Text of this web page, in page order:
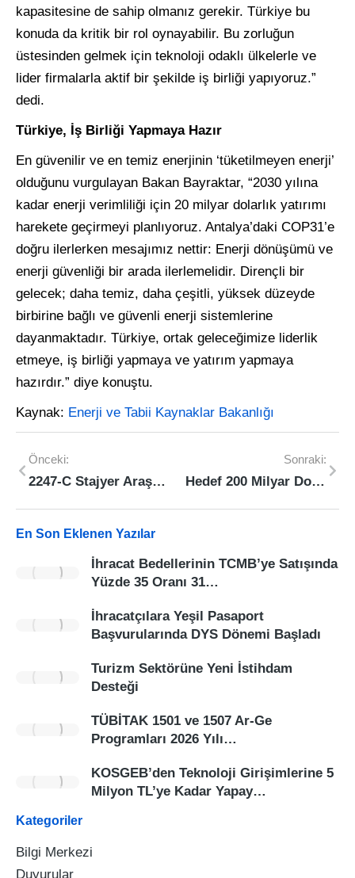
kapasitesine de sahip olmanız gerekir. Türkiye bu
konuda da kritik bir rol oynayabilir. Bu zorluğun
üstesinden gelmek için teknoloji odaklı ülkelerle ve
lider firmalarla aktif bir şekilde iş birliği yapıyoruz.”
dedi.
Türkiye, İş Birliği Yapmaya Hazır
En güvenilir ve en temiz enerjinin ‘tüketilmeyen enerji’
olduğunu vurgulayan Bakan Bayraktar, “2030 yılına
kadar enerji verimliliği için 20 milyar dolarlık yatırımı
harekete geçirmeyi planlıyoruz. Antalya’daki COP31’e
doğru ilerlerken mesajımız nettir: Enerji dönüşümü ve
enerji güvenliği bir arada ilerlemelidir. Dirençli bir
gelecek; daha temiz, daha çeşitli, yüksek düzeyde
birbirine bağlı ve güvenli enerji sistemlerine
dayanmaktadır. Türkiye, ortak geleceğimize liderlik
etmeye, iş birliği yapmaya ve yatırım yapmaya
hazırdır.” diye konuştu.
Kaynak: Enerji ve Tabii Kaynaklar Bakanlığı
Önceki:
2247-C Stajyer Araştırmacı Burs Programı (STAR) 2026 Yılı 1. Dönem Başvuru Sonuçları Açıklandı!
Sonraki:
Hedef 200 Milyar Dolarlık Yatırım
En Son Eklenen Yazılar
İhracat Bedellerinin TCMB’ye Satışında
Yüzde 35 Oranı 31…
İhracatçılara Yeşil Pasaport
Başvurularında DYS Dönemi Başladı
Turizm Sektörüne Yeni İstihdam
Desteği
TÜBİTAK 1501 ve 1507 Ar-Ge
Programları 2026 Yılı…
KOSGEB’den Teknoloji Girişimlerine 5
Milyon TL’ye Kadar Yapay…
Kategoriler
Bilgi Merkezi
Duyurular